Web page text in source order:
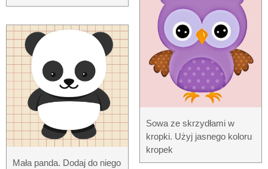
Mała panda. Dodaj do niego
Sowa ze skrzydłami w
kropki. Użyj jasnego koloru
kropek